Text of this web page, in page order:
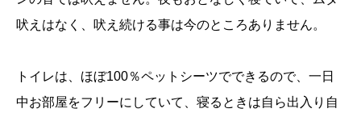
吠えはなく、吠え続ける事は今のところありません。
トイレは、ほぼ100％ペットシーツでできるので、一日
中お部屋をフリーにしていて、寝るときは自ら出入り自